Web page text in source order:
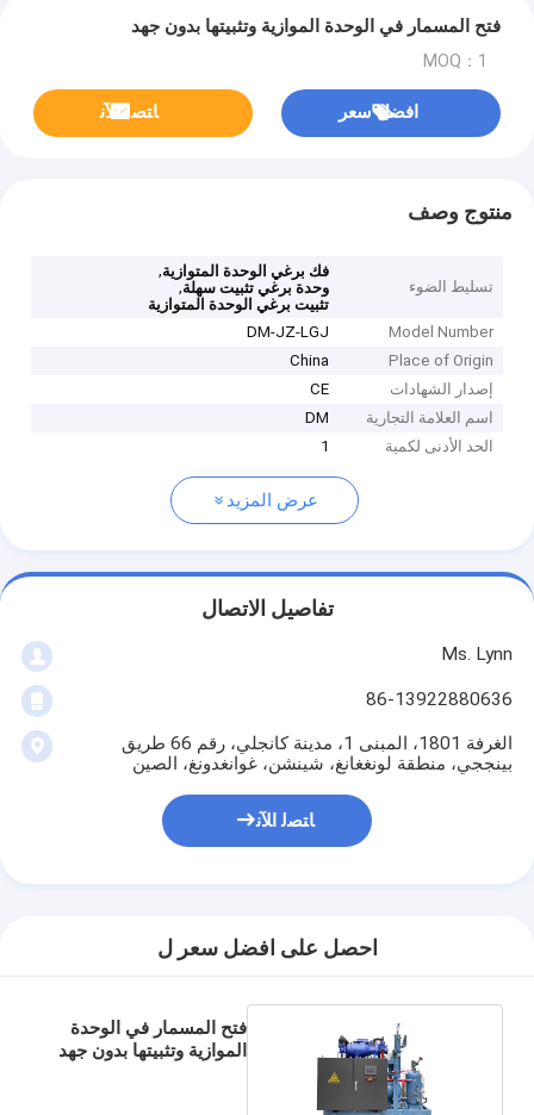
فتح المسمار في الوحدة الموازية وتثبيتها بدون جهد
MOQ：1
افضل سعر ﺎﺘﺼﻟ ﺍﻶﻧ
منتوج وصف
تسليط الضوء
فك برغي الوحدة المتوازية,
وحدة برغي تثبيت سهلة,
تثبيت برغي الوحدة المتوازية
Model Number
DM-JZ-LGJ
Place of Origin
China
إصدار الشهادات
CE
اسم العلامة التجارية
DM
الحد الأدنى لكمية
1
عرض المزيد
تفاصيل الاتصال
Ms. Lynn
86-13922880636
الغرفة 1801، المبنى 1، مدينة كانجلي، رقم 66 طريق
بينججي، منطقة لونغغانغ، شينشن، غوانغدونغ، الصين
ﺎﺘﺼﻟ ﺍﻶﻧ
احصل على افضل سعر ل
فتح المسمار في الوحدة
الموازية وتثبيتها بدون جهد